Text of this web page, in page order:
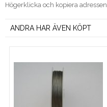
Högerklicka och kopiera adressen
ANDRA HAR ÄVEN KÖPT